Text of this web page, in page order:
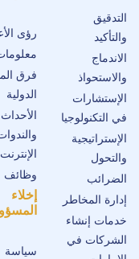
التدقيق
والتأكيد
الاندماج
والاستحواذ
الإستشارات
في التكنولوجيا
الإستراتيجية
والتحول
الضرائب
إدارة المخاطر
خدمات إنشاء
الشركات في
رؤى
فرق
الدولية
الأحداث
الإنترنت
وظائف
إخلاء
سياسة